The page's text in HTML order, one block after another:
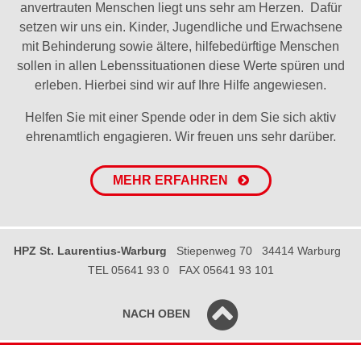
anvertrauten Menschen liegt uns sehr am Herzen. Dafür
setzen wir uns ein. Kinder, Jugendliche und Erwachsene
mit Behinderung sowie ältere, hilfebedürftige Menschen
sollen in allen Lebenssituationen diese Werte spüren und
erleben. Hierbei sind wir auf Ihre Hilfe angewiesen.
Helfen Sie mit einer Spende oder in dem Sie sich aktiv
ehrenamtlich engagieren. Wir freuen uns sehr darüber.
MEHR ERFAHREN
HPZ St. Laurentius-Warburg Stiepenweg 70
34414 Warburg
TEL 05641 93 0
FAX 05641 93 101
NACH OBEN